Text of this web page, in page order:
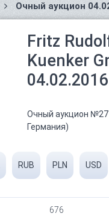
Очный аукцион
Fritz
Kuenker
04.02.2016
Очный аукцион
Германия)
RUB PLN USD
676